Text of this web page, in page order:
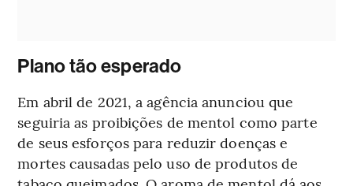
Plano tão esperado
Em abril de 2021, a agência anunciou que
seguiria as proibições de mentol como parte
de seus esforços para reduzir doenças e
mortes causadas pelo uso de produtos de